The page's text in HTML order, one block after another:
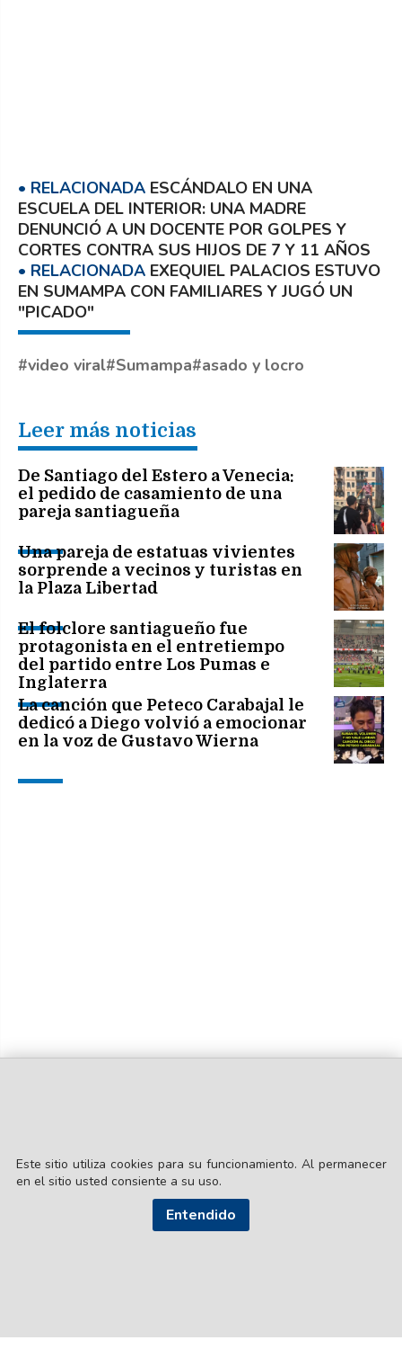
ESCÁNDALO EN UNA
ESCUELA DEL INTERIOR: UNA MADRE
DENUNCIÓ A UN DOCENTE POR GOLPES Y
CORTES CONTRA SUS HIJOS DE 7 Y 11 AÑOS
EXEQUIEL PALACIOS ESTUVO
EN SUMAMPA CON FAMILIARES Y JUGÓ UN
"PICADO"
video viral Sumampa asado y locro
Leer más noticias
De Santiago del Estero a Venecia:
el pedido de casamiento de una
pareja santiagueña
Una pareja de estatuas vivientes
sorprende a vecinos y turistas en
la Plaza Libertad
El folclore santiagueño fue
protagonista en el entretiempo
del partido entre Los Pumas e
Inglaterra
La canción que Peteco Carabajal le
dedicó a Diego volvió a emocionar
en la voz de Gustavo Wierna
© EL LIBERAL S.A.
Director Editorial: Lic. Gustavo Eduardo Ick
Santiago del Estero / República Argentina
SEGUI NUESTRAS REDES
Este sitio utiliza cookies para su funcionamiento. Al permanecer
en el sitio usted consiente a su uso.
Entendido